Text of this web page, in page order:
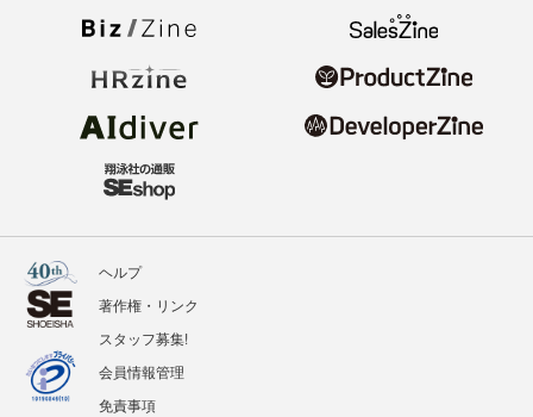
ヘルプ
著作権・リンク
スタッフ募集!
会員情報管理
免責事項